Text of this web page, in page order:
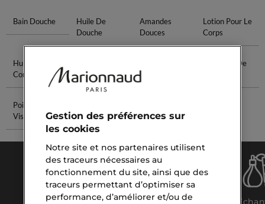
Bain Douche
Huile De
Douche
Amandes
Douces
Lotion Pour Le
Corps
Huile Sèche
Corps
Abîmé
Parfum Vanille
Libre Eau De
Points Noirs
Visage
Oriental
Click & Livraison
Gestion des préférences sur
les cookies
Notre site et nos partenaires utilisent
des traceurs nécessaires au
fonctionnement du site, ainsi que des
traceurs permettant d’optimiser sa
performance, d’améliorer et/ou de